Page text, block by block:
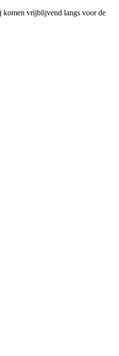
komen vrijblijvend langs voor de